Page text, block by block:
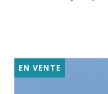
EN VENTE